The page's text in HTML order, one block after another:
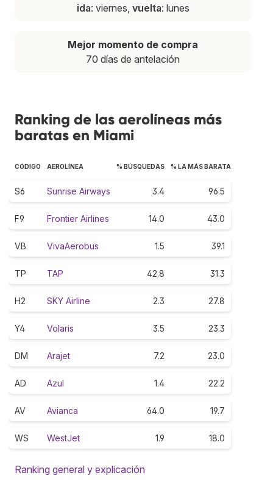
ida: viernes, vuelta: lunes
Mejor momento de compra
70 días de antelación
Ranking de las aerolíneas más
baratas en Miami
CÓDIGO AEROLÍNEA % BÚSQUEDAS % LA MÁS BARATA
S6 Sunrise Airways 3.4 96.5
F9 Frontier Airlines 14.0 43.0
VB VivaAerobus 1.5 39.1
TP TAP 42.8 31.3
H2 SKY Airline 2.3 27.8
Y4 Volaris 3.5 23.3
DM Arajet 7.2 23.0
AD Azul 1.4 22.2
AV Avianca 64.0 19.7
WS WestJet 1.9 18.0
Ranking general y explicación